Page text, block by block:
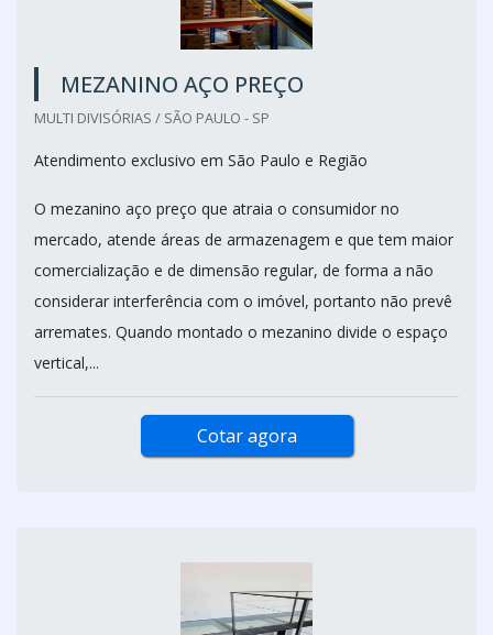
MEZANINO AÇO PREÇO
MULTI DIVISÓRIAS / SÃO PAULO - SP
Atendimento exclusivo em São Paulo e Região
O mezanino aço preço que atraia o consumidor no
mercado, atende áreas de armazenagem e que tem maior
comercialização e de dimensão regular, de forma a não
considerar interferência com o imóvel, portanto não prevê
arremates. Quando montado o mezanino divide o espaço
vertical,...
Cotar agora